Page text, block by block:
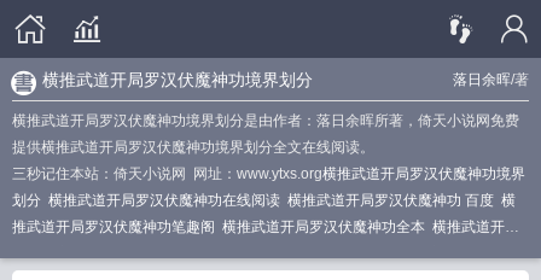
落日余晖/著
横推武道开局罗汉伏魔神功境界划分
横推武道开局罗汉伏魔神功境界划分是由作者：落日余晖所著，倚天小说网免费
提供横推武道开局罗汉伏魔神功境界划分全文在线阅读。
三秒记住本站：倚天小说网 网址：www.ytxs.org横推武道开局罗汉伏魔神功境界
划分 横推武道开局罗汉伏魔神功在线阅读 横推武道开局罗汉伏魔神功 百度 横
推武道开局罗汉伏魔神功笔趣阁 横推武道开局罗汉伏魔神功全本 横推武道开局